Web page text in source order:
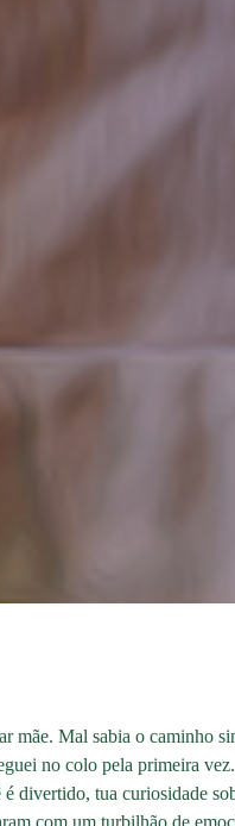
mãe. Mal sabia o caminho
no colo pela primeira
tua curiosidade
com um turbilhão de